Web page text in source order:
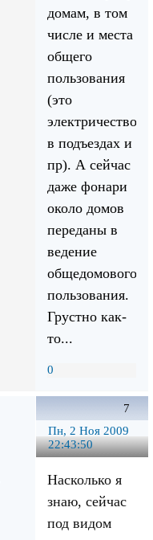
домам, в том
числе и места
общего
пользования
(это
электричество
в подъездах и
пр). А сейчас
даже фонари
около домов
переданы в
ведение
общедомового
пользования.
Грустно как-
то...
0
7
Пн, 2 Ноя 2009
22:43:50
Насколько я
знаю, сейчас
под видом